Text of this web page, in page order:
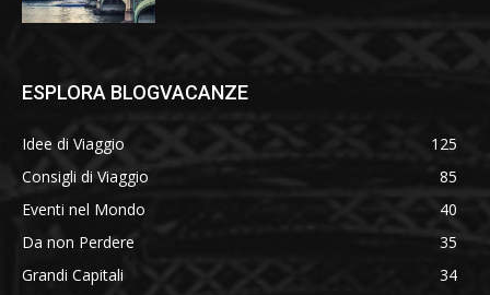
ESPLORA BLOGVACANZE
Idee di Viaggio
125
Consigli di Viaggio
85
Eventi nel Mondo
40
Da non Perdere
35
Grandi Capitali
34